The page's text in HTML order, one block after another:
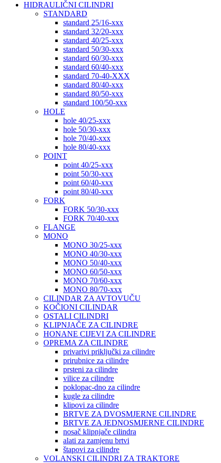
HIDRAULIČNI CILINDRI
STANDARD
standard 25/16-xxx
standard 32/20-xxx
standard 40/25-xxx
standard 50/30-xxx
standard 60/30-xxx
standard 60/40-xxx
standard 70-40-XXX
standard 80/40-xxx
standard 80/50-xxx
standard 100/50-xxx
HOLE
hole 40/25-xxx
hole 50/30-xxx
hole 70/40-xxx
hole 80/40-xxx
POINT
point 40/25-xxx
point 50/30-xxx
point 60/40-xxx
point 80/40-xxx
FORK
FORK 50/30-xxx
FORK 70/40-xxx
FLANGE
MONO
MONO 30/25-xxx
MONO 40/30-xxx
MONO 50/40-xxx
MONO 60/50-xxx
MONO 70/60-xxx
MONO 80/70-xxx
CILINDAR ZA AVTOVUČU
KOČIONI CILINDAR
OSTALI CILINDRI
KLIPNJAČE ZA CILINDRE
HONANE CIJEVI ZA CILINDRE
OPREMA ZA CILINDRE
privarivi priključki za cilindre
prirubnice za cilindre
prsteni za cilindre
vilice za cilindre
poklopac-dno za cilindre
kugle za cilindre
klipovi za cilindre
BRTVE ZA DVOSMJERNE CILINDRE
BRTVE ZA JEDNOSMJERNE CILINDRE
nosač klipnjače cilindra
alati za zamjenu brtvi
štapovi za cilindre
VOLANSKI CILINDRI ZA TRAKTORE